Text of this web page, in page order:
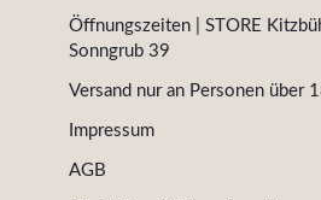
Öffnungszeiten | STORE
Sonngrub 39
Versand nur an Personen über
Impressum
AGB